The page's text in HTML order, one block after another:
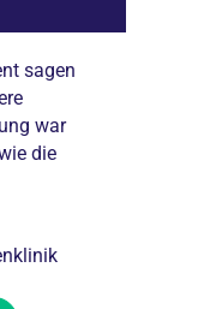
sagen
war
die